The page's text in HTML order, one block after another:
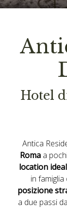
Hotel
Antica
Roma a
location
in
posizione
a due passi